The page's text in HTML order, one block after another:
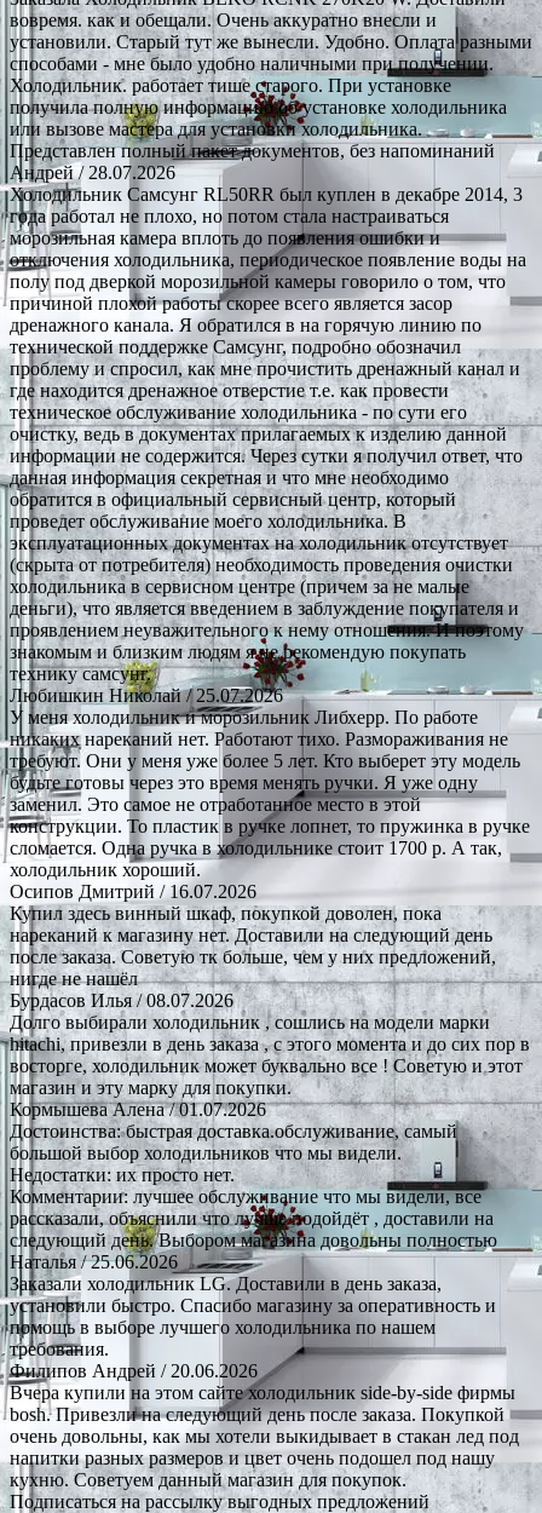
вовремя. как и обещали. Очень аккуратно внесли и
установили. Старый тут же вынесли. Удобно. Оплата разными
способами - мне было удобно наличными при получении.
Холодильник. работает тише старого. При установке
получила полную информацию об установке холодильника
или вызове мастера для установки холодильника.
Представлен полный пакет документов, без напоминаний
Андрей/ 28.07.2026
Холодильник Самсунг RL50RR был куплен в декабре 2014, 3
года работал не плохо, но потом стала настраиваться
морозильная камера вплоть до появления ошибки и
отключения холодильника, периодическое появление воды на
полу под дверкой морозильной камеры говорило о том, что
причиной плохой работы скорее всего является засор
дренажного канала. Я обратился в на горячую линию по
технической поддержке Самсунг, подробно обозначил
проблему и спросил, как мне прочистить дренажный канал и
где находится дренажное отверстие т.е. как провести
техническое обслуживание холодильника - по сути его
очистку, ведь в документах прилагаемых к изделию данной
информации не содержится. Через сутки я получил ответ, что
данная информация секретная и что мне необходимо
обратится в официальный сервисный центр, который
проведет обслуживание моего холодильника. В
эксплуатационных документах на холодильник отсутствует
(скрыта от потребителя) необходимость проведения очистки
холодильника в сервисном центре (причем за не малые
деньги), что является введением в заблуждение покупателя и
проявлением неуважительного к нему отношения. И поэтому
знакомым и близким людям я не рекомендую покупать
технику самсунг.
Любишкин Николай/ 25.07.2026
У меня холодильник и морозильник Либхерр. По работе
никаких нареканий нет. Работают тихо. Размораживания не
требуют. Они у меня уже более 5 лет. Кто выберет эту модель
будьте готовы через это время менять ручки. Я уже одну
заменил. Это самое не отработанное место в этой
конструкции. То пластик в ручке лопнет, то пружинка в ручке
сломается. Одна ручка в холодильнике стоит 1700 р. А так,
холодильник хороший.
Осипов Дмитрий / 16.07.2026
Купил здесь винный шкаф, покупкой доволен, пока
нареканий к магазину нет. Доставили на следующий день
после заказа. Советую тк больше, чем у них предложений,
нигде не нашёл
Бурдасов Илья/ 08.07.2026
Долго выбирали холодильник , сошлись на модели марки
hitachi, привезли в день заказа , с этого момента и до сих пор в
восторге, холодильник может буквально все ! Советую и этот
магазин и эту марку для покупки.
Кормышева Алена/ 01.07.2026
Достоинства: быстрая доставка.обслуживание, самый
большой выбор холодильников что мы видели.
Недостатки: их просто нет.
Комментарии: лучшее обслуживание что мы видели, все
рассказали, объяснили что лучше подойдёт , доставили на
следующий день. Выбором магазина довольны полностью
Наталья/ 25.06.2026
Заказали холодильник LG. Доставили в день заказа,
установили быстро. Спасибо магазину за оперативность и
помощь в выборе лучшего холодильника по нашем
требования.
Филипов Андрей / 20.06.2026
Вчера купили на этом сайте холодильник side-by-side фирмы
bosh. Привезли на следующий день после заказа. Покупкой
очень довольны, как мы хотели выкидывает в стакан лед под
напитки разных размеров и цвет очень подошел под нашу
кухню. Советуем данный магазин для покупок.
Подписаться на рассылку выгодных предложений